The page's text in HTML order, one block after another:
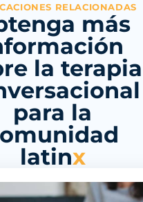
RELACIONADAS
más
la terapia
para la
latinx